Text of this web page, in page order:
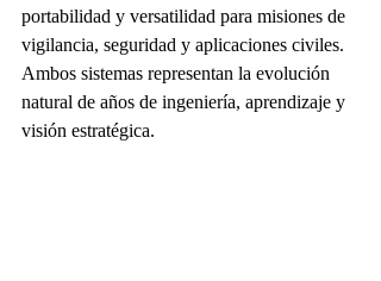
portabilidad y versatilidad para misiones de
vigilancia, seguridad y aplicaciones civiles.
Ambos sistemas representan la evolución
natural de años de ingeniería, aprendizaje y
visión estratégica.